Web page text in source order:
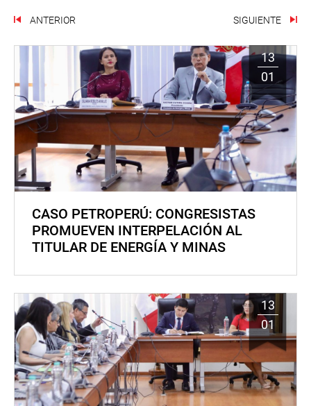
ANTERIOR SIGUIENTE
13
01
CASO PETROPERÚ: CONGRESISTAS
PROMUEVEN INTERPELACIÓN AL
TITULAR DE ENERGÍA Y MINAS
13
01